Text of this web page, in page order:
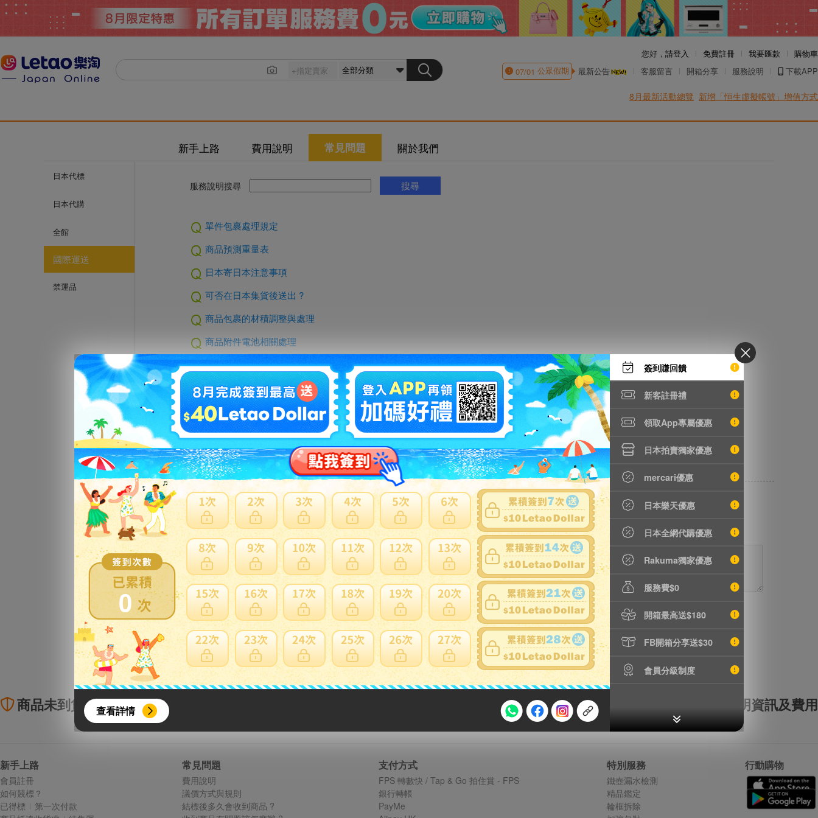
0
【8月簽到活動】
活動期間：
查看詳情
簽到賺回饋
新客註冊禮
領取App專屬優惠
日本拍賣獨家優惠
mercari優惠
日本樂天優惠
日本全網代購優惠
Rakuma獨家優惠
服務費$0
開箱最高送$180
FB開箱分享送$30
會員分級制度
您好， 請登入 免費註冊 我要匯款
購物車
07/01 公眾假期 最新公告 客服留言 開箱分享 服務說明 下載APP
8月最新活動總覽 新增「恒生虛擬帳號」增值方式
新手上路 費用說明 常見問題 關於我們
日本代標
日本代購
全館
國際運送
禁運品
服務說明搜尋
單件包裹處理規定
商品預測重量表
日本寄日本注意事項
可否在日本集貨後送出 ?
商品包裹的材積調整與處理
商品附件電池相關處理
特殊商品運送相關處理
通知出貨後商品無法順利運送
意見回饋
若為商品問題請至我的留言
流程上是否有些建議需告知我們(此為匿名建議我們無法回覆您)
商品未到貨全額理賠 運送損壞全額理賠 全透明資訊及費用
新手上路
會員註冊
如何競標？
已得標
第一次付款
常見問題
費用說明
議價方式與規則
結標後多久會收到商品 ?
支付方式
FPS 轉數快 / Tap & Go 拍住賞 - FPS
銀行轉帳
PayMe
特別服務
鐵壺漏水檢測
精品鑑定
輪框拆除
行動購物